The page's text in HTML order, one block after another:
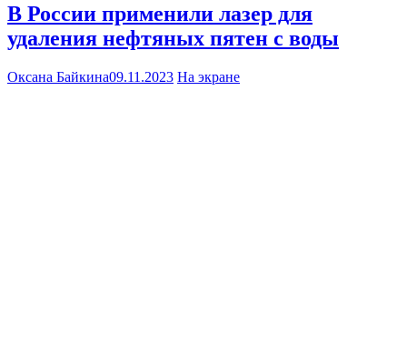
В России применили лазер для
удаления нефтяных пятен с воды
Оксана Байкина09.11.2023 На экране